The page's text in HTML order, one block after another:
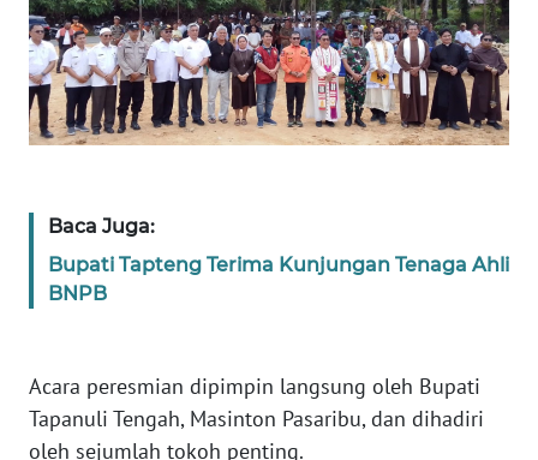
Baca Juga:
Bupati Tapteng Terima Kunjungan Tenaga Ahli
BNPB
Acara peresmian dipimpin langsung oleh Bupati
Tapanuli Tengah, Masinton Pasaribu, dan dihadiri
oleh sejumlah tokoh penting.
BABEL
WN
SUMBAR
BENGKULU
WN
JATENG